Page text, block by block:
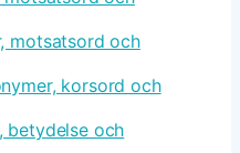
motsatsord och
korsord och
betydelse och